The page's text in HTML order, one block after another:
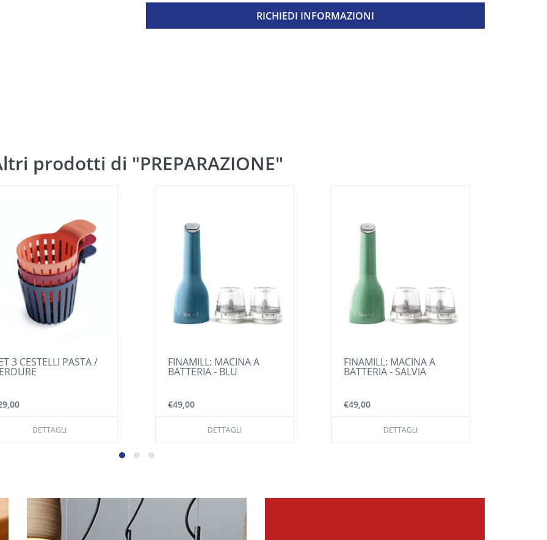
RICHIEDI INFORMAZIONI
prodotti di "PREPARAZIONE"
3 CESTELLI PASTA /
DETTAGLI
FINAMILL: MACINA A
BATTERIA - BLU
€49,00
DETTAGLI
FINAMILL: MACINA A
BATTERIA - SALVIA
€49,00
DETTAGLI